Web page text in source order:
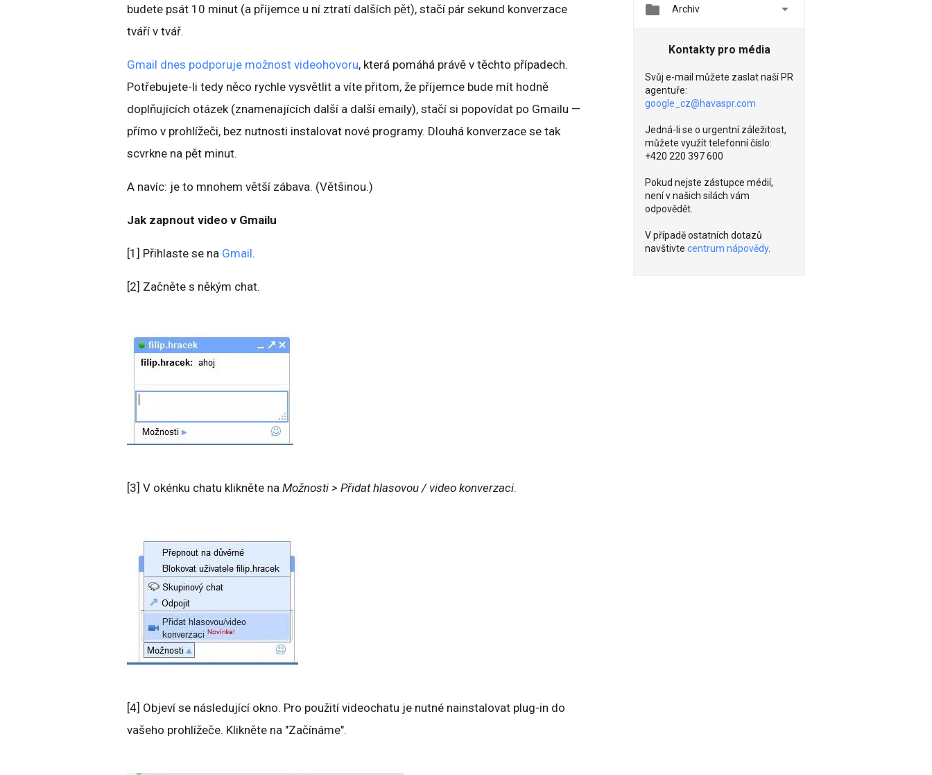
budete psát 10 minut (a příjemce u ní ztratí dalších pět), stačí pár sekund konverzace
tváří v tvář.
Gmail dnes podporuje možnost videohovoru, která pomáhá právě v těchto případech.
Potřebujete-li tedy něco rychle vysvětlit a víte přitom, že příjemce bude mít hodně
doplňujících otázek (znamenajících další a další emaily), stačí si popovídat po Gmailu —
přímo v prohlížeči, bez nutnosti instalovat nové programy. Dlouhá konverzace se tak
scvrkne na pět minut.
A navíc: je to mnohem větší zábava. (Většinou.)
Jak zapnout video v Gmailu
[1] Přihlaste se na Gmail.
[2] Začněte s někým chat.
[3] V okénku chatu klikněte na Možnosti > Přidat hlasovou / video konverzaci.
[4] Objeví se následující okno. Pro použití videochatu je nutné nainstalovat plug-in do
vašeho prohlížeče. Klikněte na "Začínáme".
 Archiv 
Kontakty pro média
Svůj e-mail můžete zaslat naší PR
agentuře:
google_cz@havaspr.com
Jedná-li se o urgentní záležitost,
můžete využít telefonní číslo:
+420 220 397 600
Pokud nejste zástupce médií,
není v našich silách vám
odpovědět.
V případě ostatních dotazů
navštivte centrum nápovědy.